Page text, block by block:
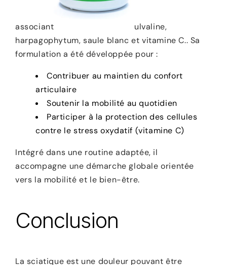
associant
ulvaline,
harpagophytum, saule blanc et vitamine C.. Sa
formulation a été développée pour :
Contribuer au maintien du confort
articulaire
Soutenir la mobilité au quotidien
Participer à la protection des cellules
contre le stress oxydatif (vitamine C)
Intégré dans une routine adaptée, il
accompagne une démarche globale orientée
vers la mobilité et le bien-être.
Conclusion
La sciatique est une douleur pouvant être